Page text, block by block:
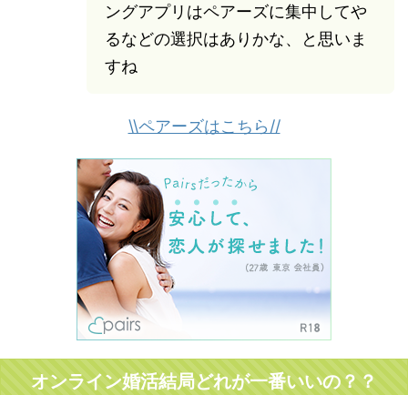
ングアプリはペアーズに集中してや
るなどの選択はありかな、と思いま
すね
\\ペアーズはこちら//
オンライン婚活結局どれが一番いいの？？